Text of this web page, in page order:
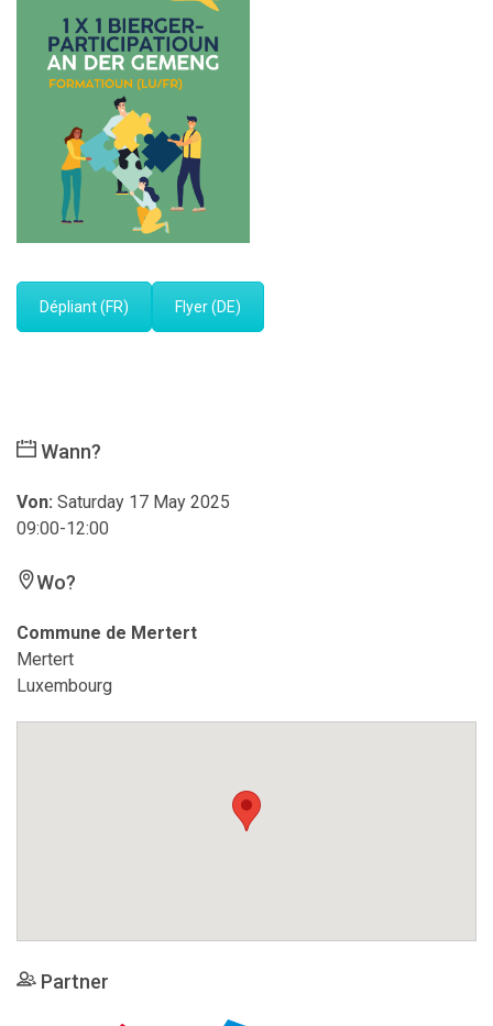
Dépliant (FR) Flyer (DE)
Wann?
Von: Saturday 17 May 2025
09:00-12:00
Wo?
Commune de Mertert
Mertert
Luxembourg
Partner